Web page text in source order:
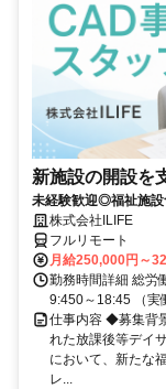
新施設の開設を
未経験歓迎◎福祉施
株式会社ILIFE
フルリモート
月給250,000円～
勤務時間詳細 総労
9:450～18:45 （実
仕事内容 ◆募集背
れた放課後等デイ
において、新たな
レ...